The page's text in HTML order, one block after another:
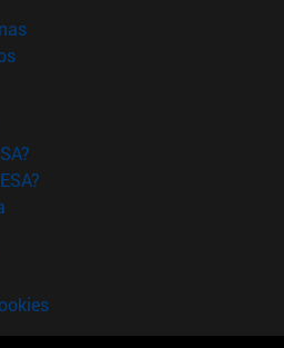
(abre en nueva ventana)
(abre en nueva ventana)